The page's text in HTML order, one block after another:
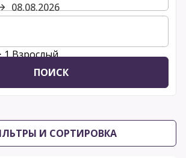
08.08.2026
комнат и гостей для вашего
1 Взрослый
ПОИСК
И СОРТИРОВКА